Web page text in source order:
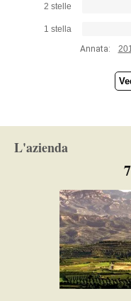
2 stelle
1 stella
Annata:
L'azienda